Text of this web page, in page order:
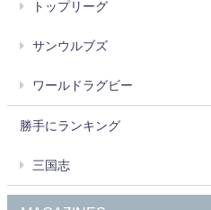
トップリーグ
サンウルブズ
ワールドラグビー
勝手にランキング
三国志